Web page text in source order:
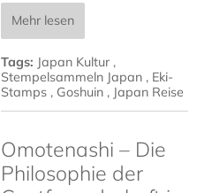
Mehr lesen
Tags: Japan Kultur ,
Stempelsammeln Japan , Eki-
Stamps , Goshuin , Japan Reise
Omotenashi – Die
Philosophie der